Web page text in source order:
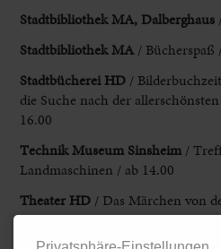
Stadtbibliothek MA, Dalberghaus
Stadtbibliothek MA / Bücherspaß
Stadtbücherei HD /
die Suche nach der
16.00
Technik Museum Sinsheim /
Landmaschinen / ab 14.00
Theater HD / Das Märchen von
ab 10 Jahren / 9.00 & 11.00